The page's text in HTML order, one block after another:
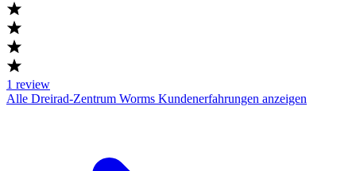
1 review
Alle Dreirad-Zentrum Worms Kundenerfahrungen anzeigen